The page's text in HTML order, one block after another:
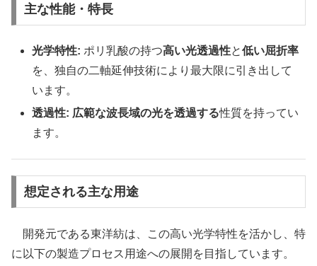
主な性能・特長
光学特性: ポリ乳酸の持つ高い光透過性と低い屈折率
を、独自の二軸延伸技術により最大限に引き出して
います。
透過性: 広範な波長域の光を透過する性質を持ってい
ます。
想定される主な用途
開発元である東洋紡は、この高い光学特性を活かし、特
に以下の製造プロセス用途への展開を目指しています。